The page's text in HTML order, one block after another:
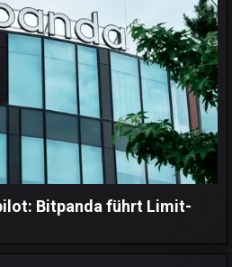
Bitpanda führt Limit-